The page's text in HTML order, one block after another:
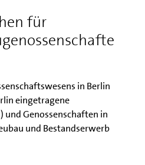
für
in Berlin
eingetragene
und Genossenschaften in
und Bestandserwerb